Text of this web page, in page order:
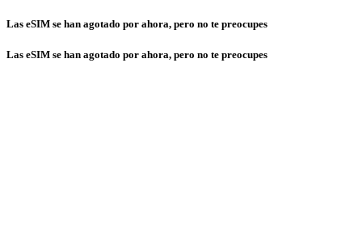
Las eSIM se han agotado por ahora, pero no te preocupes
Las eSIM se han agotado por ahora, pero no te preocupes